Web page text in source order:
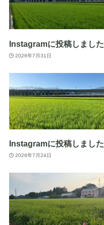
Instagramに投稿しました
2026年7月31日
Instagramに投稿しました
2026年7月24日